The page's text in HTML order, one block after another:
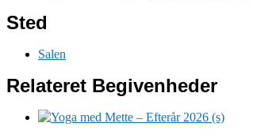
Sted
Salen
Relateret Begivenheder